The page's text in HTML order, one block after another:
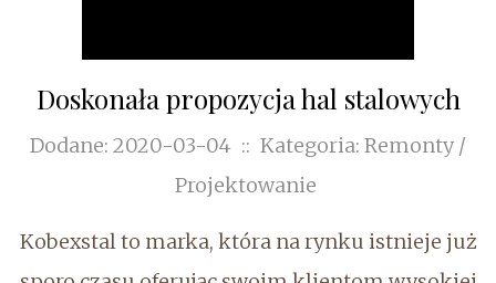
Doskonała propozycja hal stalowych
Dodane: 2020-03-04 :: Kategoria: Remonty /
Projektowanie
Kobexstal to marka, która na rynku istnieje już